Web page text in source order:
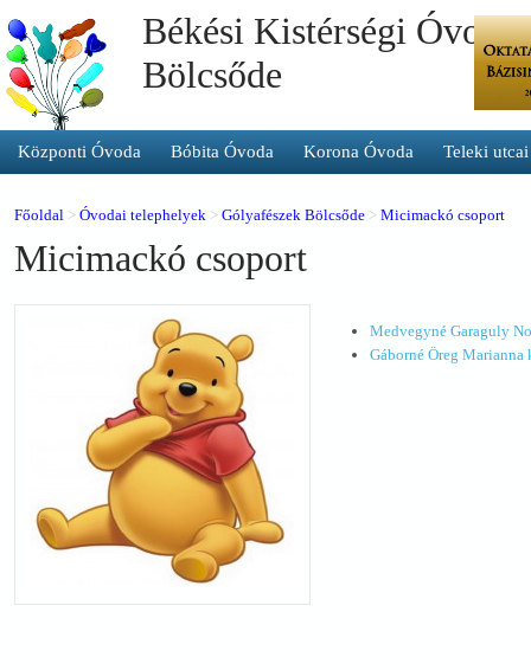
Békési Kistérségi Óvoda
Bölcsőde
Központi Óvoda Bóbita Óvoda Korona Óvoda Teleki
Főoldal > Óvodai telephelyek > Gólyafészek Bölcsőde > Micimackó csoport
Micimackó csoport
Medvegyné Garaguly
Gáborné Öreg